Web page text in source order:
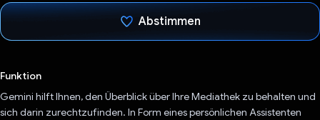
Abstimmen
Funktion
Gemini hilft Ihnen, den Überblick über Ihre Mediathek zu behalten und
sich darin zurechtzufinden. In Form eines persönlichen Assistenten